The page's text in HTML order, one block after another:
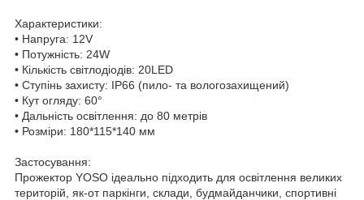
Характеристики:
• Напруга: 12V
• Потужність: 24W
• Кількість світлодіодів: 20LED
• Ступінь захисту: IP66 (пило- та вологозахищений)
• Кут огляду: 60°
• Дальність освітлення: до 80 метрів
• Розміри: 180*115*140 мм
Застосування:
Прожектор YOSO ідеально підходить для освітлення великих
територій, як-от паркінги, склади, будмайданчики, спортивні